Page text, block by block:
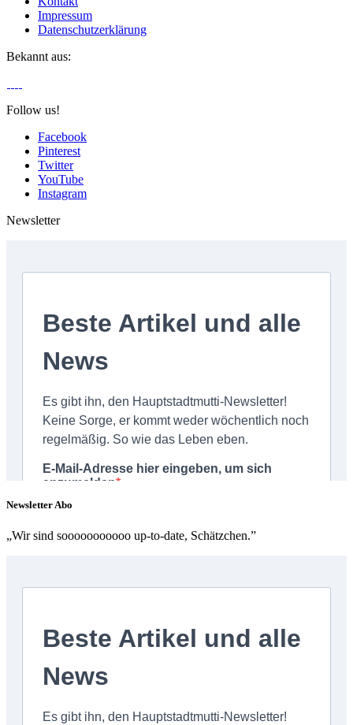
Impressum
Datenschutzerklärung
Bekannt aus:
Follow us!
Facebook
Pinterest
Twitter
YouTube
Instagram
Newsletter
Newsletter Abo
„Wir sind sooooooooooo up-to-date, Schätzchen.”